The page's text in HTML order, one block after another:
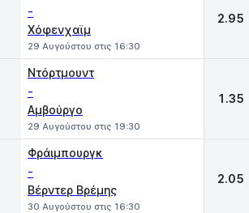
-
Χόφενχαϊμ
29 Αυγούστου στις 16:30
2.95
Ντόρτμουντ
-
Αμβούργο
29 Αυγούστου στις 19:30
1.35
Φράιμπουργκ
-
Βέρντερ Βρέμης
30 Αυγούστου στις 16:30
2.05